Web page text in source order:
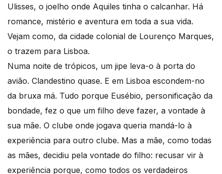
Ulisses, o joelho onde Aquiles tinha o calcanhar. Há
romance, mistério e aventura em toda a sua vida.
Vejam como, da cidade colonial de Lourenço Marques,
o trazem para Lisboa.
Numa noite de trópicos, um jipe leva-o à porta do
avião. Clandestino quase. E em Lisboa escondem-no
da bruxa má. Tudo porque Eusébio, personificação da
bondade, fez o que um filho deve fazer, a vontade à
sua mãe. O clube onde jogava queria mandá-lo à
experiência para outro clube. Mas a mãe, como todas
as mães, decidiu pela vontade do filho: recusar vir à
experiência porque, como todos os verdadeiros